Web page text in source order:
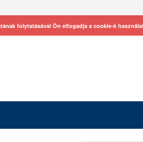
folytatásával Ön elfogadja a cookie-k